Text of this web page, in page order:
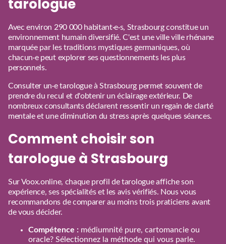
tarologue
Avec environ 290 000 habitant·e·s, Strasbourg constitue un
environnement humain diversifié. C'est une ville ville rhénane
marquée par les traditions mystiques germaniques, où
chacun·e peut explorer ses questionnements les plus
personnels.
Consulter un·e tarologue à Strasbourg permet souvent de
prendre du recul et d'obtenir un éclairage extérieur. De
nombreux consultants déclarent ressentir un regain de clarté
mentale et une diminution du stress après quelques séances.
Comment choisir son
tarologue à Strasbourg
Sur Voox.online, chaque profil de tarologue affiche son
expérience, ses spécialités et les avis vérifiés. Nous vous
recommandons de comparer au moins trois praticiens avant
de vous décider.
Compétence : médiumnité pure, cartomancie ou
oracle? Sélectionnez la méthode qui vous parle.